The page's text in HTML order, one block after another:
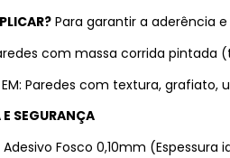
Para garantir a aderência
com massa corrida pintada
EM: Paredes com textura,
SEGURANÇA
Adesivo Fosco 0,10mm